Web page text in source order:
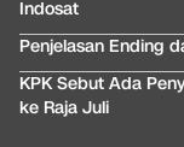
Indosat
Penjelasan Ending
KPK Sebut Ada
ke Raja Juli